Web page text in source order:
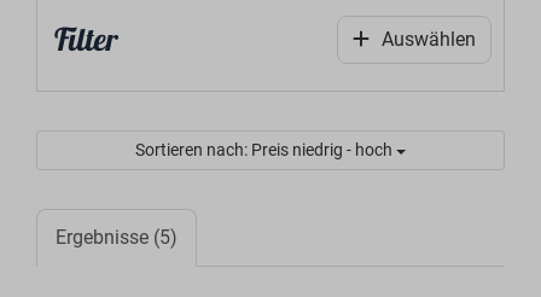
Filter Auswählen
Sortieren nach: Preis niedrig - hoch
Ergebnisse (5)